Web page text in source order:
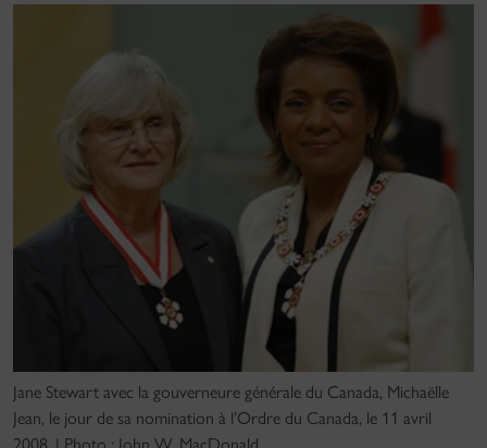
Jane Stewart avec la gouverneure générale du Canada, Michaëlle
Jean, le jour de sa nomination à l’Ordre du Canada, le 11 avril